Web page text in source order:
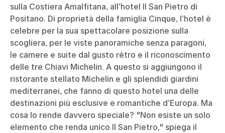
sulla Costiera Amalfitana, all’hotel Il San Pietro di
Positano. Di proprietà della famiglia Cinque, l’hotel è
celebre per la sua spettacolare posizione sulla
scogliera, per le viste panoramiche senza paragoni,
le camere e suite dal gusto rétro e il riconoscimento
delle tre Chiavi Michelin. A questo si aggiungono il
ristorante stellato Michelin e gli splendidi giardini
mediterranei, che fanno di questo hotel una delle
destinazioni più esclusive e romantiche d’Europa. Ma
cosa lo rende davvero speciale? "Non esiste un solo
elemento che renda unico Il San Pietro," spiega il